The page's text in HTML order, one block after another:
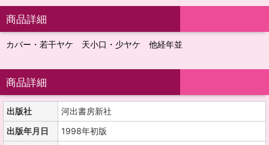
商品詳細
カバー・若干ヤケ 天小口・少ヤケ 他経年並
商品詳細
出版社
河出書房新社
出版年月日
1998年初版